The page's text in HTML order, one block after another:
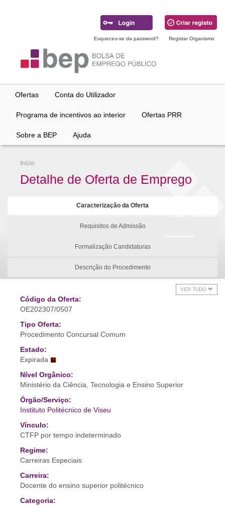
Esqueceu-se da password? Registar Organismo
Ofertas Conta do Utilizador
Programa de incentivos ao interior Ofertas PRR
Sobre a BEP Ajuda
Início
Detalhe de Oferta de Emprego
Caracterização da Oferta
Requisitos de Admissão
Formalização Candidaturas
Descrição do Procedimento
VER TUDO
Código da Oferta:
OE202307/0507
Tipo Oferta:
Procedimento Concursal Comum
Estado:
Expirada
Nível Orgânico:
Ministério da Ciência, Tecnologia e Ensino Superior
Órgão/Serviço:
Instituto Politécnico de Viseu
Vínculo:
CTFP por tempo indeterminado
Regime:
Carreiras Especiais
Carreira:
Docente do ensino superior politécnico
Categoria: